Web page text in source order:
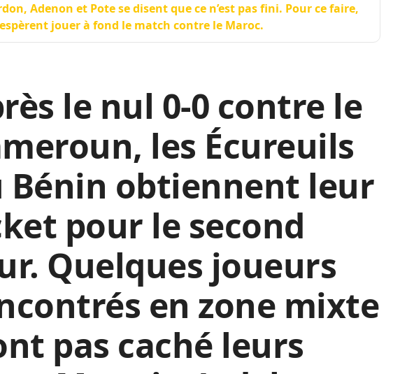
Adenon et Pote se disent que ce n’est pas fini. Pour ce faire,
jouer à fond le match contre le Maroc.
le nul 0-0 contre le
les Écureuils
Bénin obtiennent leur
pour le second
Quelques joueurs
en zone mixte
pas caché leurs